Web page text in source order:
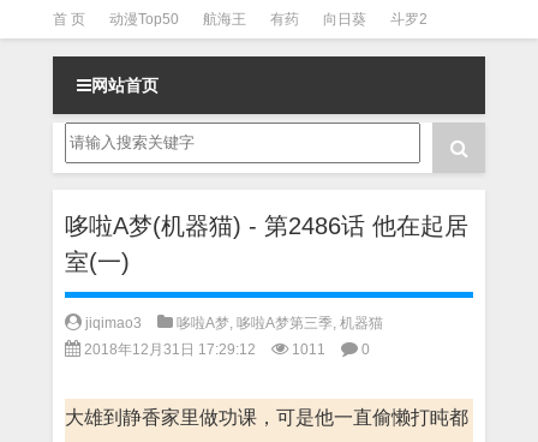
首 页 动漫Top50 航海王 有药 向日葵 斗罗2
斗罗3 火影 一拳超人 柯南 阴阳师 节目清单
网站首页
哆啦A梦(机器猫) - 第2486话 他在起居
室(一)
jiqimao3 哆啦A梦, 哆啦A梦第三季, 机器猫
2018年12月31日 17:29:12
1011 0
大雄到静香家里做功课，可是他一直偷懒打盹都